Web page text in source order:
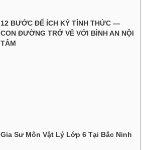
12 BƯỚC ĐỂ ÍCH KỶ TỈNH THỨC —
CON ĐƯỜNG TRỞ VỀ VỚI BÌNH AN NỘI
TÂM
Gia Sư Môn Vật Lý Lớp 6 Tại Bắc Ninh